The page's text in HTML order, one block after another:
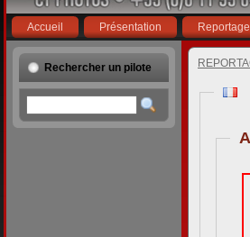
Accueil Présentation
Rechercher un pilote